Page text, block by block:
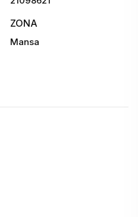
exclusivo por apartamento.
+ servicio, con 4 baños,
encuentra frente al mar,
de categoría en una
ZONA
Mansa